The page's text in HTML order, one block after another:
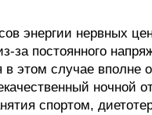
энергии нервных
за постоянного
в этом случае
ночной
спортом,